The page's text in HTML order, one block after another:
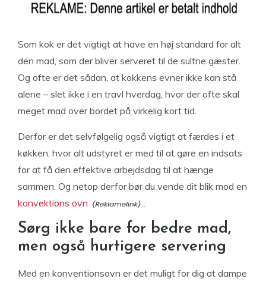
Som kok er det vigtigt at have en høj standard for alt
den mad, som der bliver serveret til de sultne gæster.
Og ofte er det sådan, at kokkens evner ikke kan stå
alene – slet ikke i en travl hverdag, hvor der ofte skal
meget mad over bordet på virkelig kort tid.
Derfor er det selvfølgelig også vigtigt at færdes i et
køkken, hvor alt udstyret er med til at gøre en indsats
for at få den effektive arbejdsdag til at hænge
sammen. Og netop derfor bør du vende dit blik mod en
konvektions ovn
.
Sørg ikke bare for bedre mad,
men også hurtigere servering
Med en konventionsovn er det muligt for dig at dampe